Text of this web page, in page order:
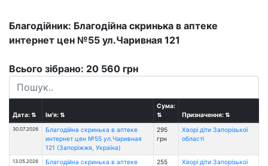
Благодійник: Благодійна скринька в аптеке
интернет цен №55 ул.Чаривная 121
Всього зібрано: 20 560 грн
Дата:⇅ Ім'я:⇅
Сума:
⇅
Призначення:⇅
30.07.2026
Благодійна скринька в аптеке
интернет цен №55 ул.Чаривная
121 (Запоріжжя, Україна)
295
грн
Хворі діти Запорізької
області
13.05.2026
Благодійна скринька в аптеке
255
Хворі діти Запорізької